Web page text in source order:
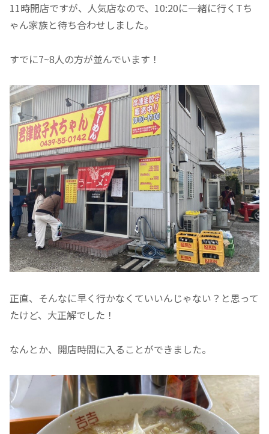
11時開店ですが、人気店なので、10:20に一緒に行くTち
ゃん家族と待ち合わせしました。
すでに7~8人の方が並んでいます！
正直、そんなに早く行かなくていいんじゃない？と思って
たけど、大正解でした！
なんとか、開店時間に入ることができました。